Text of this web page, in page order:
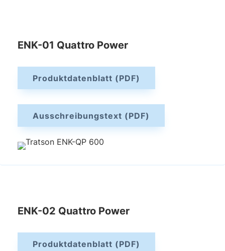
ENK-01 Quattro Power
Produktdatenblatt (PDF)
Ausschreibungstext (PDF)
ENK-02 Quattro Power
Produktdatenblatt (PDF)